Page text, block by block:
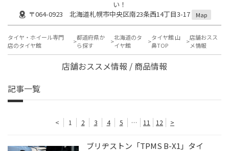
い！
〒064-0923 北海道札幌市中央区南23条西14丁目3-17
Map
タイヤ・ホイール専門
店のタイヤ館
都道府県か
ら探す
北海道のタ
イヤ館
タイヤ館 山
鼻TOP
店舗おスス
メ情報
店舗おススメ情報 / 商品情報
記事一覧
< 1 2 3 4 5 … 11 12 >
ブリヂストン「TPMS B-X1」タイ